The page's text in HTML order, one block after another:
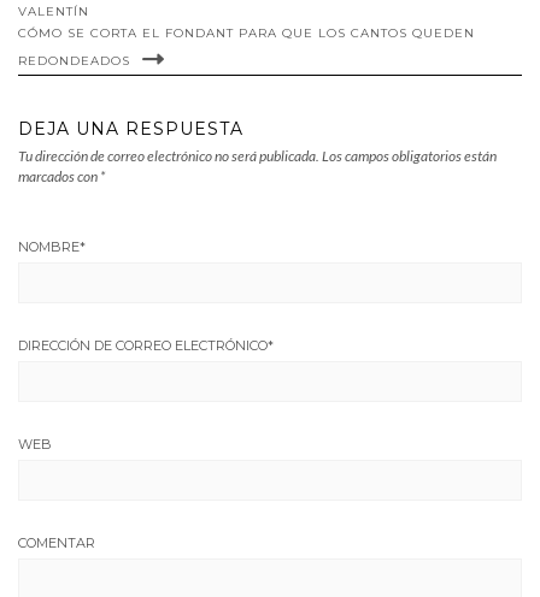
VALENTÍN
CÓMO SE CORTA EL FONDANT PARA QUE LOS CANTOS QUEDEN
REDONDEADOS
DEJA UNA RESPUESTA
Tu dirección de correo electrónico no será publicada. Los campos obligatorios están
marcados con *
NOMBRE*
DIRECCIÓN DE CORREO ELECTRÓNICO*
WEB
COMENTAR